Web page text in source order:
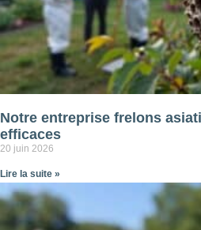
Notre entreprise frelons
efficaces
20 juin 2026
Lire la suite »